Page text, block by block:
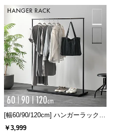
[幅60/90/120cm] ハンガーラック
スチール 4段階高さ調節 サイドフ
ック オープンラック シンプル
￥3,999